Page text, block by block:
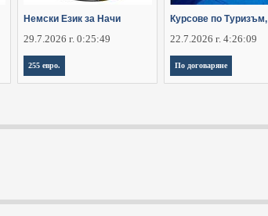
Немски Език за Начи
29.7.2026 г. 0:25:49
255 евро.
Курсове по Туризъм,
22.7.2026 г. 4:26:09
По договаряне